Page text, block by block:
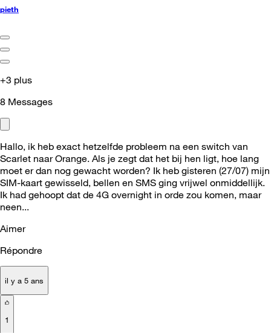
pieth
+3 plus
8 Messages
Hallo, ik heb exact hetzelfde probleem na een switch van
Scarlet naar Orange. Als je zegt dat het bij hen ligt, hoe lang
moet er dan nog gewacht worden? Ik heb gisteren (27/07) mijn
SIM-kaart gewisseld, bellen en SMS ging vrijwel onmiddellijk.
Ik had gehoopt dat de 4G overnight in orde zou komen, maar
neen...
Aimer
Répondre
il y a 5 ans
1